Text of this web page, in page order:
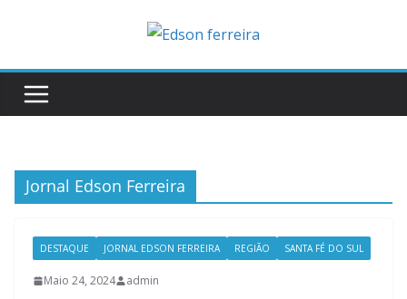
Jornal Edson Ferreira
DESTAQUE JORNAL EDSON FERREIRA REGIÃO SANTA FÉ DO SUL
Maio 24, 2024 admin